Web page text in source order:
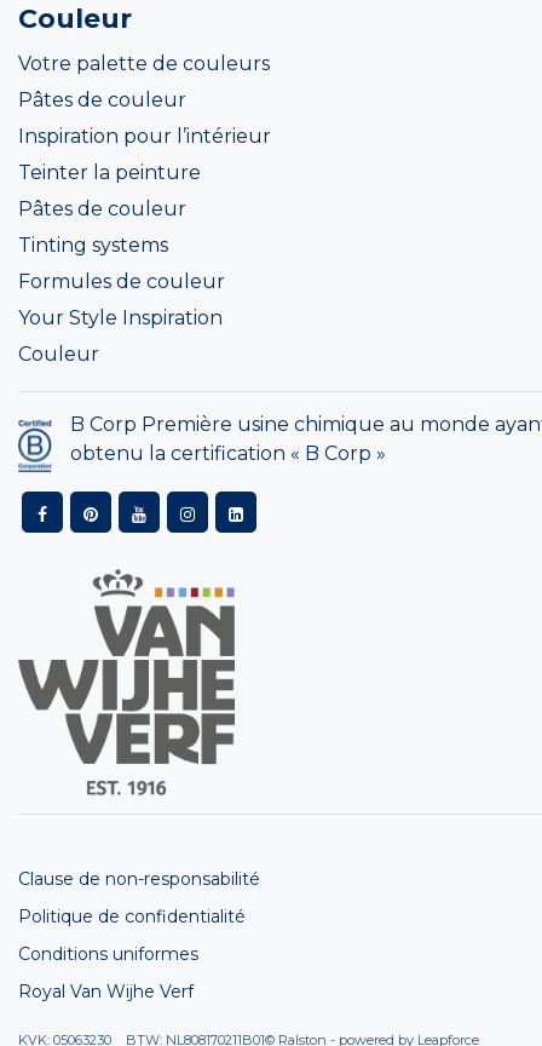
Couleur
Votre palette de couleurs
Pâtes de couleur
Inspiration pour l’intérieur
Teinter la peinture
Pâtes de couleur
Tinting systems
Formules de couleur
Your Style Inspiration
Couleur
B Corp Première usine chimique au monde
obtenu la certification « B Corp »
Clause de non-responsabilité
Politique de confidentialité
Conditions uniformes
Royal Van Wijhe Verf
KVK: 05063230 BTW: NL808170211B01© Ralston - powered by Leapforce